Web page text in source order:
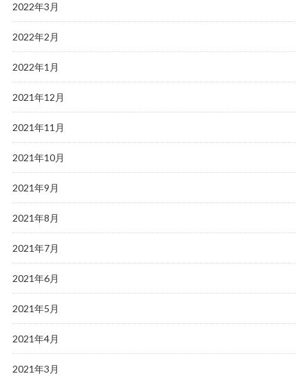
2022年3月
2022年2月
2022年1月
2021年12月
2021年11月
2021年10月
2021年9月
2021年8月
2021年7月
2021年6月
2021年5月
2021年4月
2021年3月